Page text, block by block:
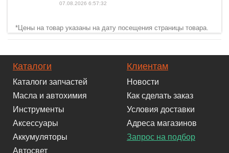
07.08.2026 6:57:32
*Цены на товар указаны на дату посещения страницы товара.
Каталоги
Каталоги запчастей
Масла и автохимия
Инструменты
Аксессуары
Аккумуляторы
Автосвет
Клиентам
Новости
Как сделать заказ
Условия доставки
Адреса магазинов
Запрос на подбор